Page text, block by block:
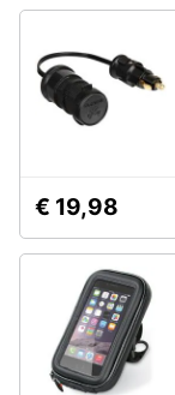
Assistenza
clienti
€ 19,98